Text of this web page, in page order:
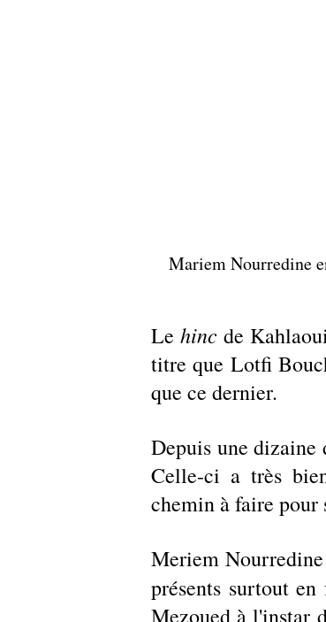
Mariem Nourredine
Le hinc de
titre que Lotfi
que ce dernier.
Depuis une dizaine
Celle-ci a très
chemin à faire pour
Meriem
présents surtout en
Mezoued à l'instar